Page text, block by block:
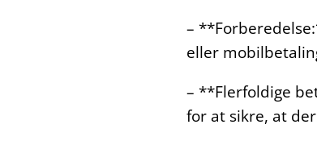
–
eller
– **Flerfoldige
for at sikre, at